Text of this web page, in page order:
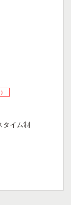
タイム制